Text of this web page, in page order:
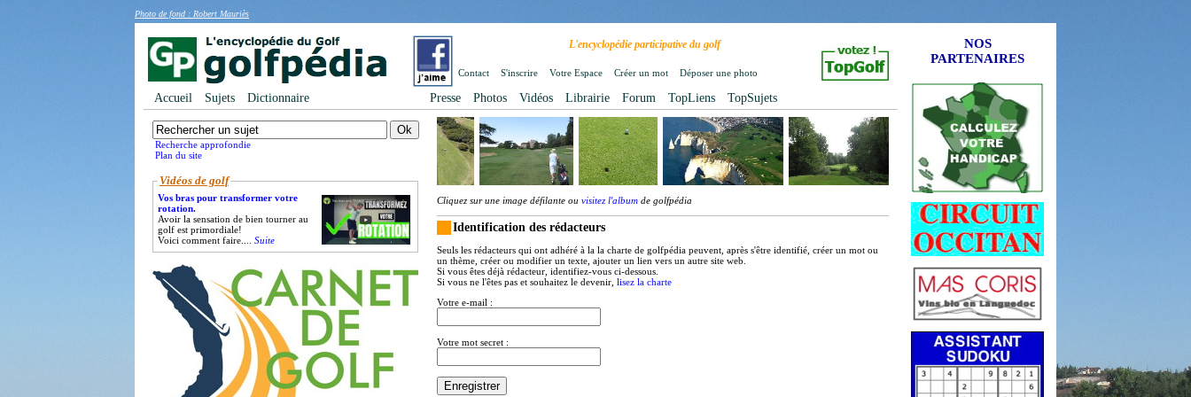
Photo de fond : Robert Mauriès
L'encyclopédie participative du golf
Contact S'inscrire Votre Espace Créer un mot Déposer une photo
Accueil Sujets Dictionnaire Presse Photos Vidéos Librairie Forum TopLiens TopSujets
Cliquez sur une image défilante ou visitez l'album de golfpédia
Identification des rédacteurs
Seuls les rédacteurs qui ont adhéré à la la charte de golfpédia peuvent, après s'être identifié, créer un mot ou
un thème, créer ou modifier un texte, ajouter un lien vers un autre site web.
Si vous êtes déjà rédacteur, identifiez-vous ci-dessous.
Si vous ne l'êtes pas et souhaitez le devenir, lisez la charte
Votre e-mail :
Votre mot secret :
Recherche approfondie
Plan du site
Vidéos de golf
Vos bras pour transformer votre
rotation.
Avoir la sensation de bien tourner au
golf est primordiale!
Voici comment faire.... Suite
NOS
PARTENAIRES